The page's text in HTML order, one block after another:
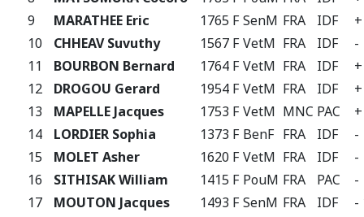
9
MARATHEE Eric 1765 F SenM FRA IDF
10
CHHEAV Suvuthy 1567 F VetM FRA IDF
-
11
BOURBON Bernard 1764 F VetM FRA IDF
12
DROGOU Gerard 1954 F VetM FRA IDF
13
MAPELLE Jacques 1753 F VetM MNC PAC
14
LORDIER Sophia 1373 F BenF FRA IDF
-
15
MOLET Asher 1620 F VetM FRA IDF
-
16
SITHISAK William 1415 F PouM FRA PAC
-
17
MOUTON Jacques 1493 F SenM FRA IDF
-